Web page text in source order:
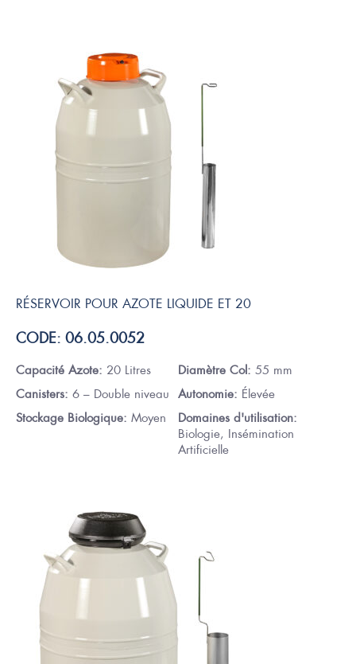
RÉSERVOIR POUR AZOTE LIQUIDE ET 20
CODE: 06.05.0052
Capacité Azote: 20 Litres Diamètre Col: 55 mm
Canisters: 6 – Double niveau Autonomie: Élevée
Stockage Biologique: Moyen
Domaines d'utilisation:
Biologie, Insémination
Artificielle